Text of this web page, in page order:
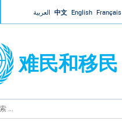
Jump to navigationالعربية 中文 English Français
难民和移民